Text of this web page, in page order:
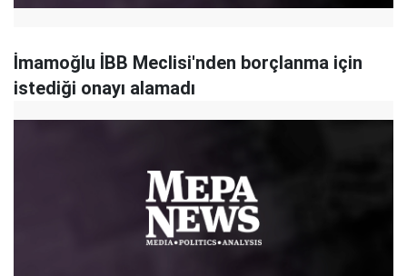
İmamoğlu İBB Meclisi'nden borçlanma için
istediği onayı alamadı